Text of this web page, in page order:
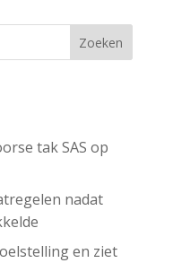
Zoeken
tak SAS op
nadat
en ziet